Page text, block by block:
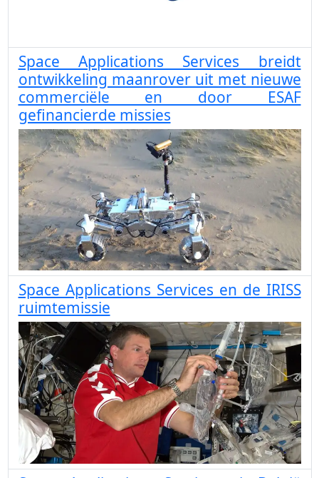
Space Applications Services breidt
ontwikkeling maanrover uit met nieuwe
commerciële en door ESAF
gefinancierde missies
Space Applications Services en de IRISS
ruimtemissie